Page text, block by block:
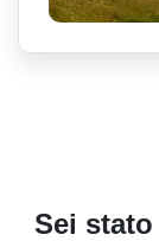
Sei